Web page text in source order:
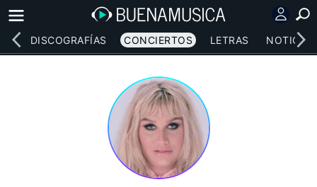
DISCOGRAFÍAS CONCIERTOS LETRAS NOTICIAS